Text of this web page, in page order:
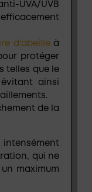
UVA/UVB
d'abeilleà
protéger
telles que le
ainsi
de la
qui ne
maximum